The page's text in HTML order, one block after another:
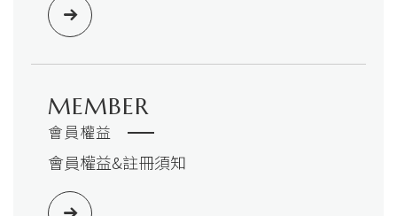
MEMBER
會員權益
會員權益&註冊須知